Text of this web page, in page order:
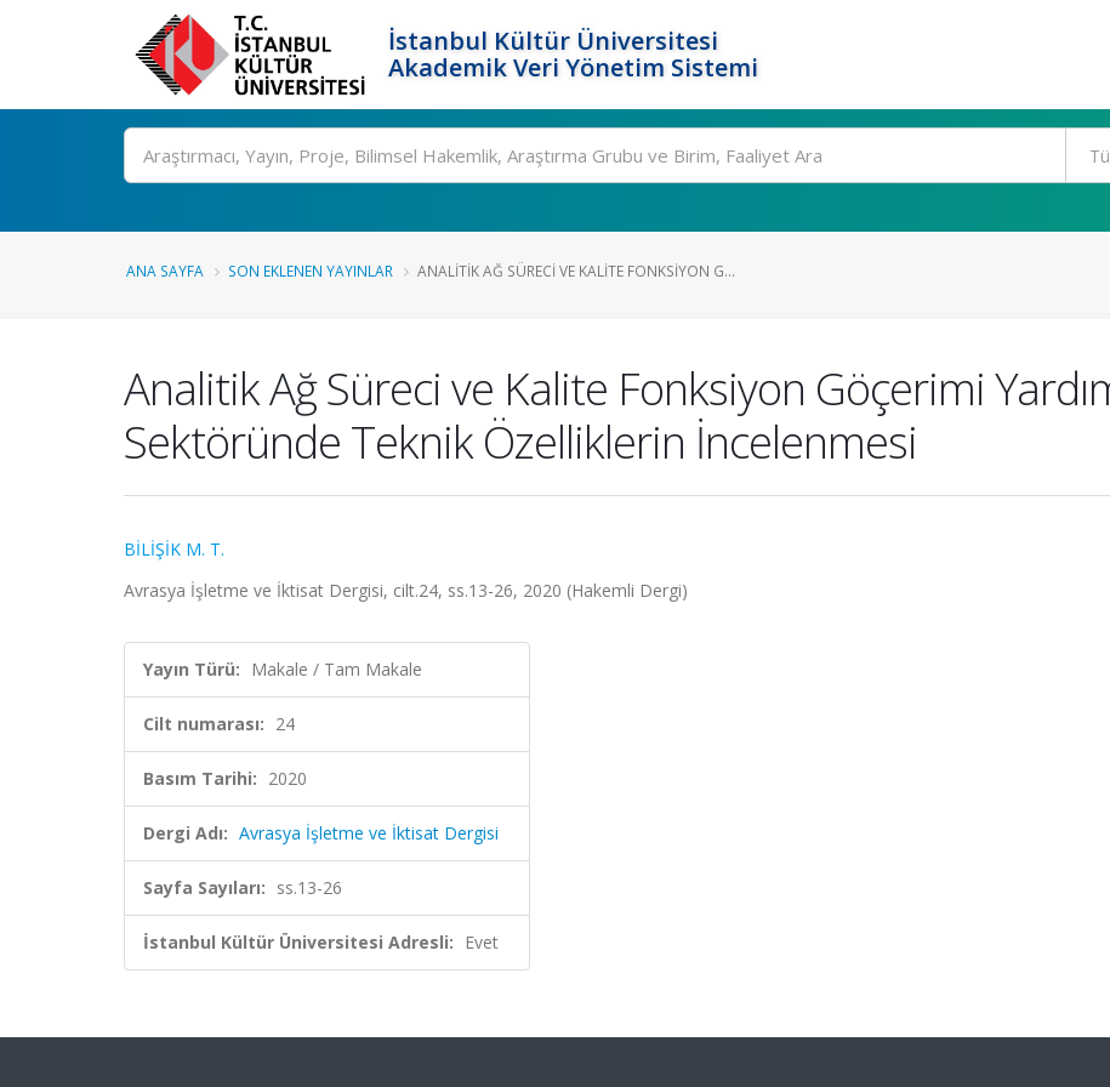
İstanbul Kültür Üniversitesi
Akademik Veri Yönetim Sistemi
Ara
ANA SAYFA SON EKLENEN YAYINLAR ANALITIK AĞ SÜRECI VE KALITE FONKSIYON G...
Analitik Ağ Süreci ve Kalite Fonksiyon Göçerimi
Sektöründe Teknik Özelliklerin İncelenmesi
BİLİŞİK M. T.
Avrasya İşletme ve İktisat Dergisi, cilt.24, ss.13-26, 2020 (Hakemli Dergi)
Yayın Türü: Makale / Tam Makale
Cilt numarası: 24
Basım Tarihi: 2020
Dergi Adı: Avrasya İşletme ve İktisat Dergisi
Sayfa Sayıları: ss.13-26
İstanbul Kültür Üniversitesi Adresli: Evet